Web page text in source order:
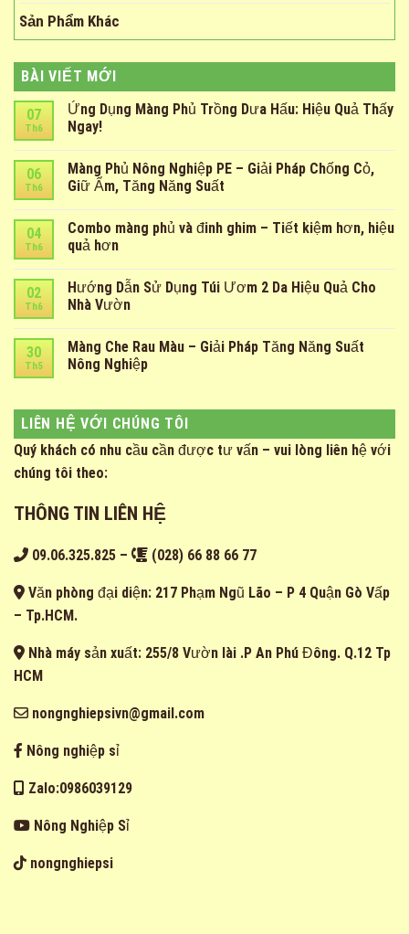
Sản Phẩm Khác
BÀI VIẾT MỚI
07
Th6
Ứng Dụng Màng Phủ Trồng Dưa Hấu: Hiệu Quả Thấy
Ngay!
06
Th6
Màng Phủ Nông Nghiệp PE – Giải Pháp Chống Cỏ,
Giữ Ẩm, Tăng Năng Suất
04
Th6
Combo màng phủ và đinh ghim – Tiết kiệm hơn, hiệu
quả hơn
02
Th6
Hướng Dẫn Sử Dụng Túi Ươm 2 Da Hiệu Quả Cho
Nhà Vườn
30
Th5
Màng Che Rau Màu – Giải Pháp Tăng Năng Suất
Nông Nghiệp
LIÊN HỆ VỚI CHÚNG TÔI
Quý khách có nhu cầu cần được tư vấn – vui lòng liên hệ với
chúng tôi theo:
THÔNG TIN LIÊN HỆ
09.06.325.825 – (028) 66 88 66 77
Văn phòng đại diện: 217 Phạm Ngũ Lão – P 4 Quận Gò Vấp
– Tp.HCM.
Nhà máy sản xuất: 255/8 Vườn lài .P An Phú Đông. Q.12 Tp
HCM
nongnghiepsivn@gmail.com
Nông nghiệp sỉ
Zalo:0986039129
Nông Nghiệp Sỉ
nongnghiepsi